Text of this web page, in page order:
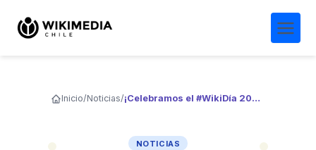
Inicio/Noticias/ ¡Celebramos el #WikiDía 2024!
NOTICIAS